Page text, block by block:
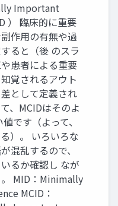
Important
） 臨床的に重要
作用の有無や過
ると（後 のスラ
患者による重要
覚されるアウト
として定義され
、MCIDはそのよ
です（よって、
）。 いろいろな
混乱するので、
るか確認し なが
MID：Minimally
MCID：